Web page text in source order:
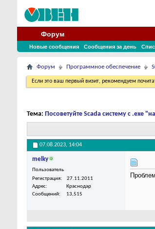
Форум
Новые сообщения Сообщения за день
Форум Программное обеспечение
Если это ваш первый визит, рекомендуем
Тема: Посоветуйте Scada систему с .exe
07.08.2023, 14:04
melky
Пользователь
Регистрация
27.11.2011
Адрес
Краснодар
Сообщений
13,515